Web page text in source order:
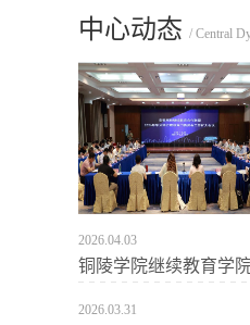
中心动态 / Central
2026.04.03
铜陵学院继续教育学
2026.03.31